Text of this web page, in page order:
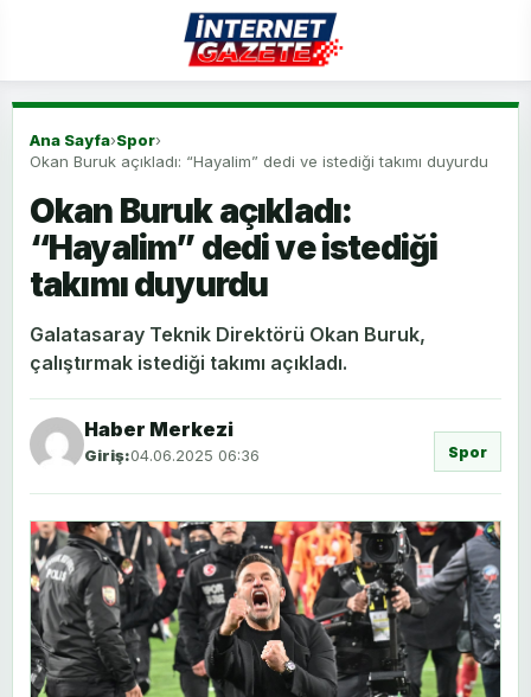
Ana Sayfa›Spor›
Okan Buruk açıkladı: “Hayalim” dedi ve istediği takımı duyurdu
Okan Buruk açıkladı:
“Hayalim” dedi ve istediği
takımı duyurdu
Galatasaray Teknik Direktörü Okan Buruk,
çalıştırmak istediği takımı açıkladı.
Haber Merkezi
Giriş:04.06.2025 06:36 Spor